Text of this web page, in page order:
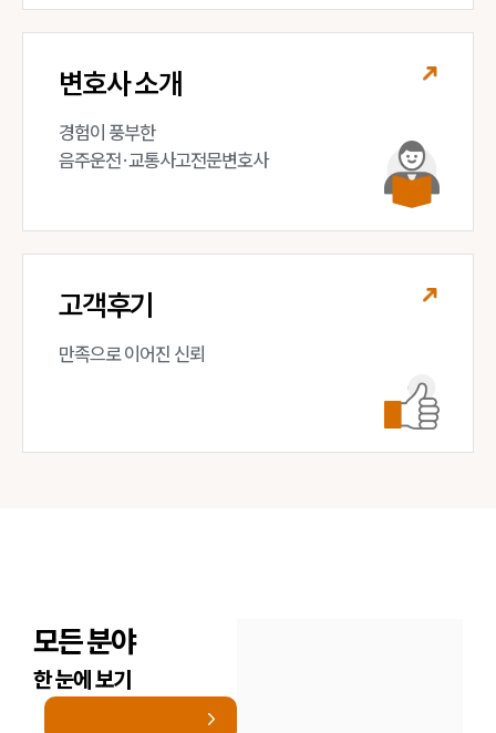
언론보도
법률서식
뉴스레터/브로슈어
대륜법률상담예약
변호사 소개
경험이 풍부한
음주운전·교통사고전문변호사
고객후기
만족으로 이어진 신뢰
모든 분야
한 눈에 보기